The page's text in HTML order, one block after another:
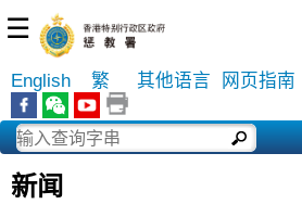
☰
English 繁 其他语言 网页指南
新闻